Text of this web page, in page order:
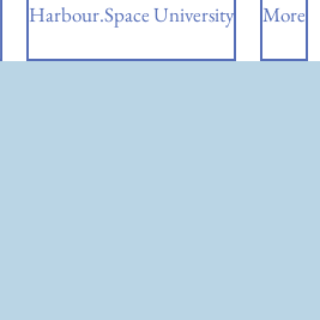
Harbour.Space University More